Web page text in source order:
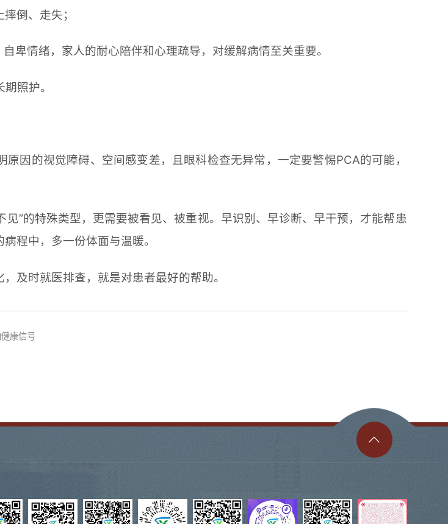
倒、走失；
卑情绪，家人的耐心陪伴和心理疏导，对缓解病情至关重要。
照护。
因的视觉障碍、空间感变差，且眼科检查无异常，一定要警惕PCA的可能，
”的特殊类型，更需要被看见、被重视。早识别、早诊断、早干预，才能帮患
程中，多一份体面与温暖。
及时就医排查，就是对患者最好的帮助。
康信号